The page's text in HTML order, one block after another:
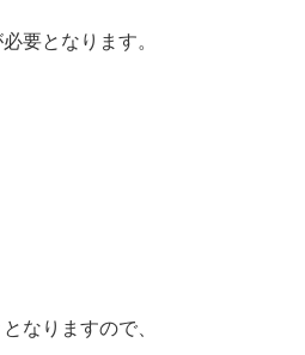
要となります。
なりますので、